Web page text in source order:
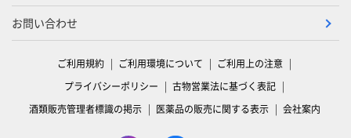
お問い合わせ
ご利用規約 ご利用環境について
ご利用上の注意
プライバシーポリシー
古物営業法に基づく表記
酒類販売管理者標識の掲示
医薬品の販売に関する表示 会社案内